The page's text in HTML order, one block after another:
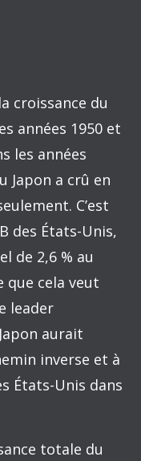
croissance du
années 1950 et
les années
Japon a crû en
C’est
des États-Unis,
de 2,6 % au
que cela veut
leader
aurait
inverse et à
États-Unis dans
totale du